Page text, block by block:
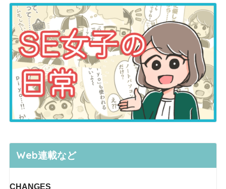
Web連載など
CHANGES